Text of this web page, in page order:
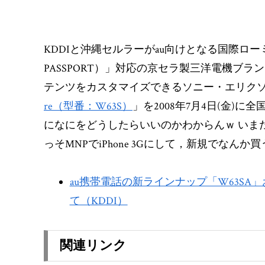
KDDIと沖縄セルラーがau向けとなる国際ロ
PASSPORT）」対応の京セラ製三洋電機ブラ
テンツをカスタマイズできるソニー・エリク
re（型番：W63S）
」を2008年7月4日(金)に
になにをどうしたらいいのかわからんｗ い
っそMNPでiPhone 3Gにして，新規でなんか買
au携帯電話の新ラインナップ「W63SA
て（KDDI）
関連リンク